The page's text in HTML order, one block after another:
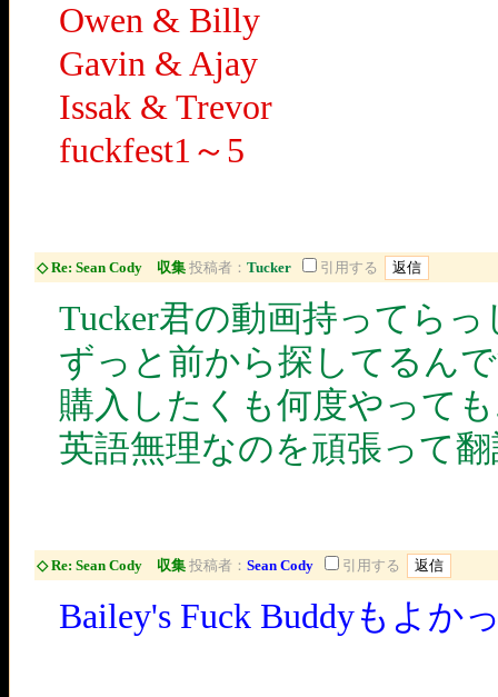
Owen & Billy
Gavin & Ajay
Issak & Trevor
fuckfest1～5
◇ Re: Sean Cody 収集 投稿者： Tucker 引用する
Tucker君の動画持ってら
ずっと前から探してるん
購入したくも何度やって
英語無理なのを頑張って
◇ Re: Sean Cody 収集 投稿者： Sean Cody 引用する
Bailey's Fuck Buddyもよか